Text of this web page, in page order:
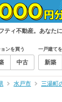
ィ不動産。あなた
ンを買う
中古
一戸建て
新築
水戸市 三湯町